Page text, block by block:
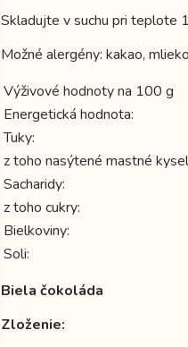
Skladujte v suchu pri teplote
Možné alergény: kakao,
Výživové hodnoty na 100 g
Energetická hodnota:
Tuky:
z toho nasýtené mastné
Sacharidy:
z toho cukry:
Bielkoviny:
Soli:
Biela čokoláda
Zloženie: